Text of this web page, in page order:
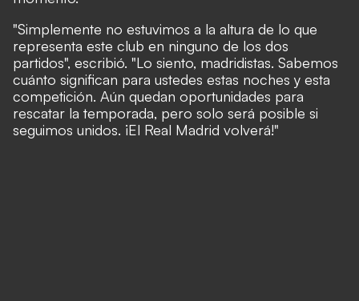
"Simplemente no estuvimos a la altura de lo que
representa este club en ninguno de los dos
partidos", escribió. "Lo siento, madridistas. Sabemos
cuánto significan para ustedes estas noches y esta
competición. Aún quedan oportunidades para
rescatar la temporada, pero solo será posible si
seguimos unidos. ¡El Real Madrid volverá!"